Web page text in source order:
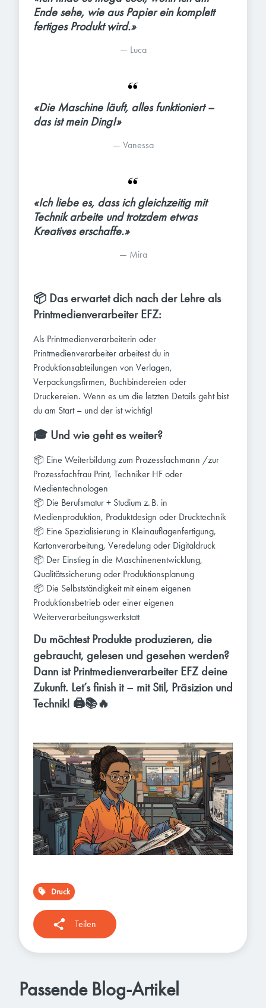
Ende sehe, wie aus Papier ein komplett
fertiges Produkt wird.»
— Luca
«Die Maschine läuft, alles funktioniert –
das ist mein Ding!»
— Vanessa
«Ich liebe es, dass ich gleichzeitig mit
Technik arbeite und trotzdem etwas
Kreatives erschaffe.»
— Mira
📦 Das erwartet dich nach der Lehre als
Printmedienverarbeiter EFZ:
Als Printmedienverarbeiterin oder
Printmedienverarbeiter arbeitest du in
Produktionsabteilungen von Verlagen,
Verpackungsfirmen, Buchbindereien oder
Druckereien. Wenn es um die letzten Details geht bist
du am Start – und der ist wichtig!
🎓 Und wie geht es weiter?
📦 Eine Weiterbildung zum Prozessfachmann /zur
Prozessfachfrau Print, Techniker HF oder
Medientechnologen
📦 Die Berufsmatur + Studium z. B. in
Medienproduktion, Produktdesign oder Drucktechnik
📦 Eine Spezialisierung in Kleinauflagenfertigung,
Kartonverarbeitung, Veredelung oder Digitaldruck
📦 Der Einstieg in die Maschinenentwicklung,
Qualitätssicherung oder Produktionsplanung
📦 Die Selbstständigkeit mit einem eigenen
Produktionsbetrieb oder einer eigenen
Weiterverarbeitungswerkstatt
Du möchtest Produkte produzieren, die
gebraucht, gelesen und gesehen werden?
Dann ist Printmedienverarbeiter EFZ deine
Zukunft. Let’s finish it – mit Stil, Präsizion und
Technik! 🖨️📚🔥
Druck
Teilen
Passende Blog-Artikel